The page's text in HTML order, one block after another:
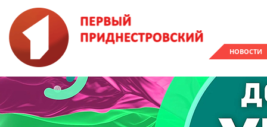
НОВОСТИ